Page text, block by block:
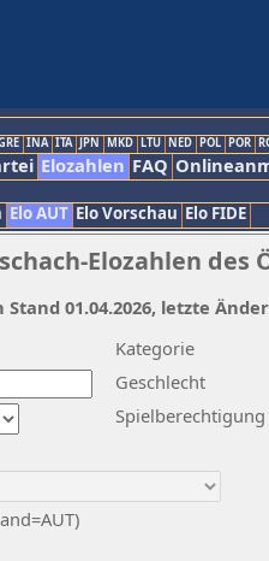
INA ITA JPN MKD LTU NED POL POR
Elozahlen FAQ
Elo AUT Elo Vorschau Elo FIDE
Elozahlen des
Kategorie
Geschlecht
Spielberechtigung
Stand 01.04.2026, letzte